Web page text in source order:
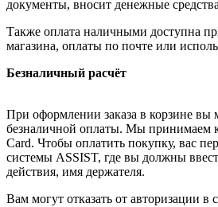
документы, вносит денежные
Также оплата наличными доступна
магазина, оплаты по почте или
Безналичный расчёт
При оформлении заказа в корзине вы
безналичной оплаты. Мы принимаем
Card. Чтобы оплатить покупку, вас
системы ASSIST, где вы должны
действия, имя держателя.
Вам могут отказать от авторизации в